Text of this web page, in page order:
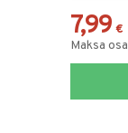
7,99 €
Maksa